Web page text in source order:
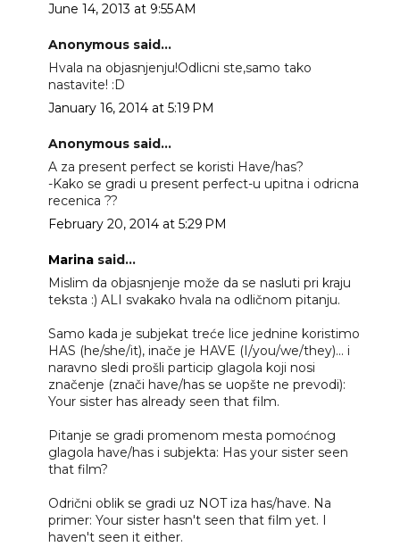
June 14, 2013 at 9:55 AM
Anonymous said...
Hvala na objasnjenju!Odlicni ste,samo tako
nastavite! :D
January 16, 2014 at 5:19 PM
Anonymous said...
A za present perfect se koristi Have/has?
-Kako se gradi u present perfect-u upitna i odricna
recenica ??
February 20, 2014 at 5:29 PM
Marinasaid...
Mislim da objasnjenje može da se nasluti pri kraju
teksta :) ALI svakako hvala na odličnom pitanju.
Samo kada je subjekat treće lice jednine koristimo
HAS (he/she/it), inače je HAVE (I/you/we/they)... i
naravno sledi prošli particip glagola koji nosi
značenje (znači have/has se uopšte ne prevodi):
Your sister has already seen that film.
Pitanje se gradi promenom mesta pomoćnog
glagola have/has i subjekta: Has your sister seen
that film?
Odrični oblik se gradi uz NOT iza has/have. Na
primer: Your sister hasn't seen that film yet. I
haven't seen it either.